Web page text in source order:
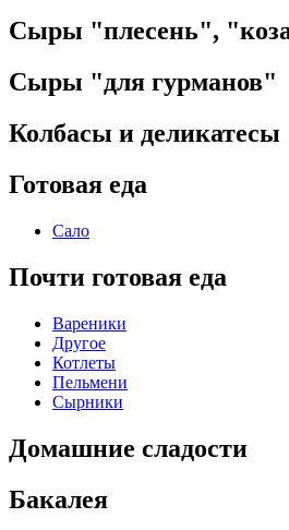
Сыры "плесень",
Сыры "для гурманов"
Колбасы и деликатесы
Готовая еда
Сало
Почти готовая еда
Вареники
Другое
Котлеты
Пельмени
Сырники
Домашние сладости
Бакалея